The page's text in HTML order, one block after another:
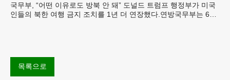
국무부, “어떤 이유로도 방북 안 돼” 도널드 트럼프 행정부가 미국
인들의 북한 여행 금지 조치를 1년 더 연장했다.연방국무부는 6일
목록으로